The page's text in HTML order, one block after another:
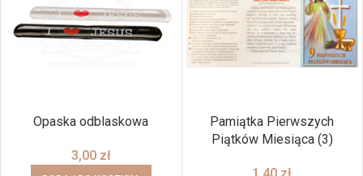
Opaska odblaskowa
3,00 zł
Pamiątka Pierwszych
Piątków Miesiąca (3)
1,40 zł